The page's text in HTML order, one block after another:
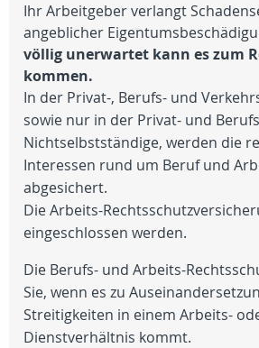
Ihr Arbeitgeber verlangt
angeblicher
völlig unerwartet kann es zum
kommen.
In der Privat-, Berufs- und
sowie nur in der Privat- und
Nichtselbstständige, werden die
Interessen rund um Beruf und
abgesichert.
Die Arbeits-
eingeschlossen werden.
Die Berufs- und Arbeits-
Sie, wenn es zu
Streitigkeiten in einem Arbeits-
Dienstverhältnis kommt.